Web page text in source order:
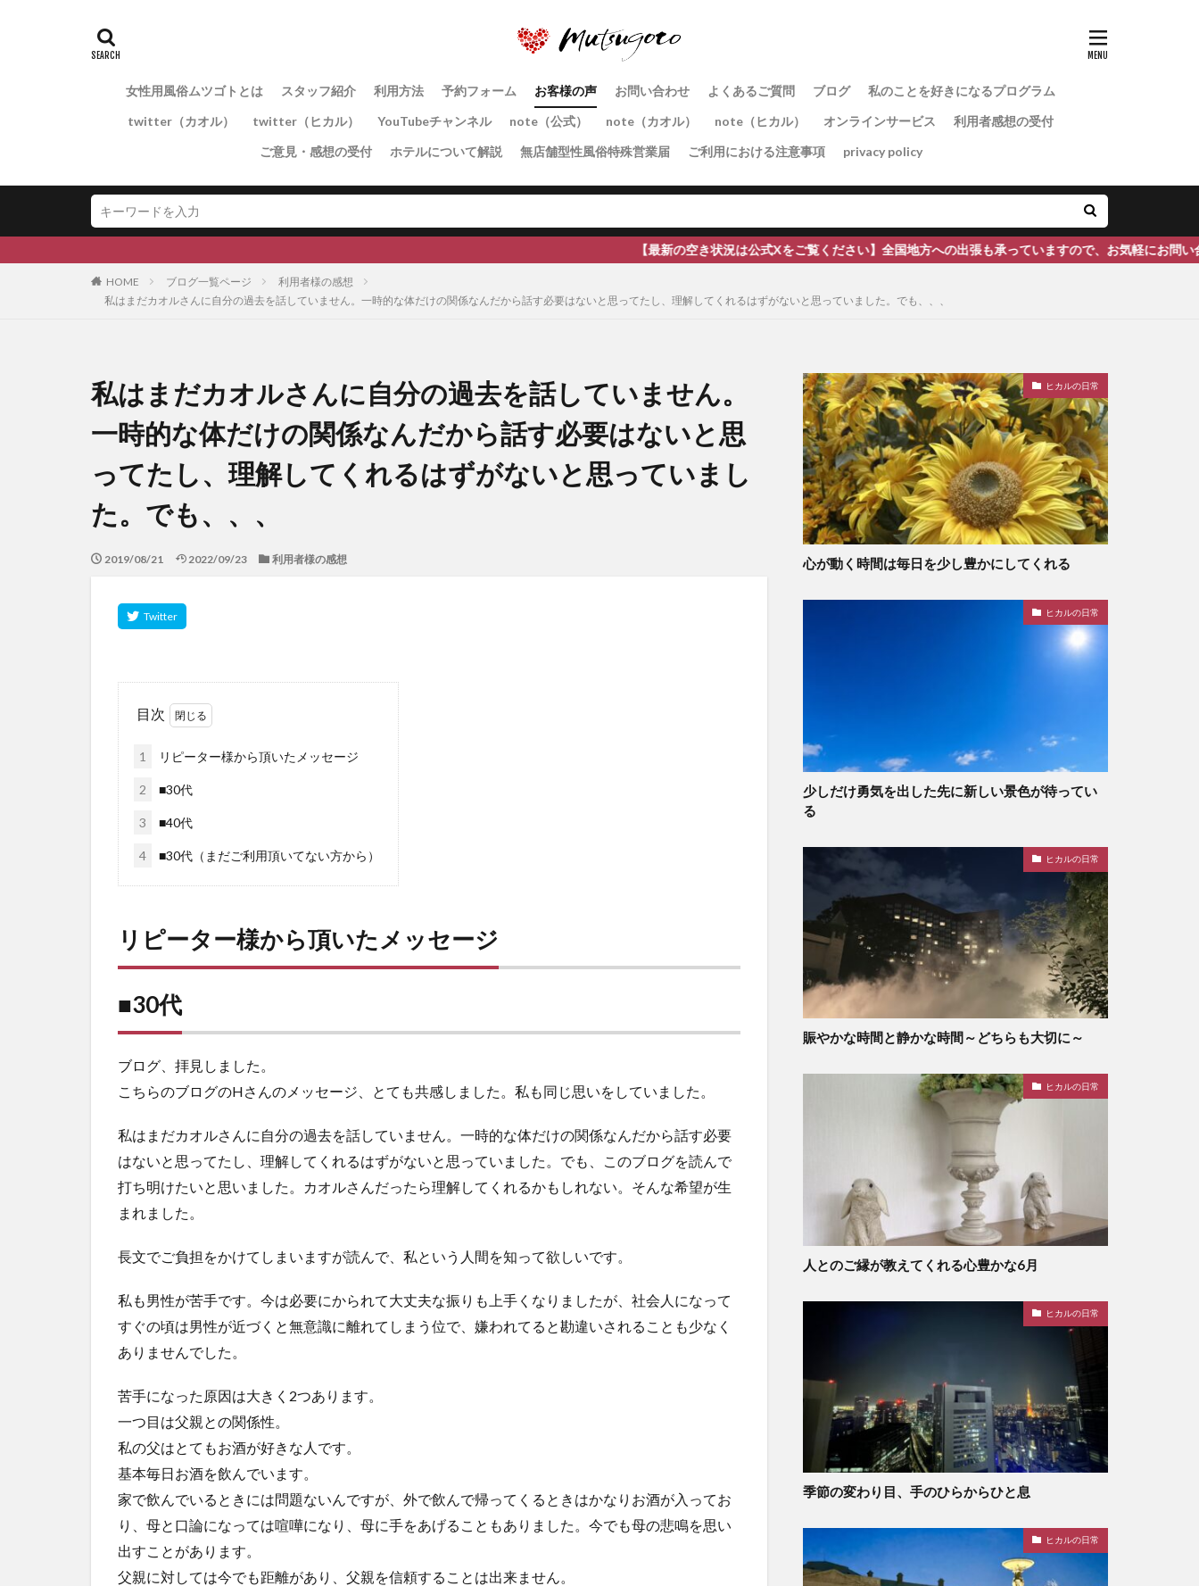
女性用風俗ムツゴトとは スタッフ紹介 利用方法 予約フォーム お客様の声 お問い合わせ よくあるご質問 ブログ
私のことを好きになるプログラム
twitter（カオル）
twitter（ヒカル） YouTubeチャンネル note（公式） note（カオル） note（ヒカル） オンラインサービス
利用者感想の受付
ご意見・感想の受付
ホテルについて解説 無店舗型性風俗特殊営業届 ご利用における注意事項 privacy policy
【最新の空き状況は公式Xをご覧ください】全国地方への出張も承っていますので、お気軽にお問い合わせください。
HOME ブログ一覧ページ
利用者様の感想
私はまだカオルさんに自分の過去を話していません。一時的な体だけの関係なんだから話す必要はないと思ってたし、理解してくれるはずがないと思っていました。でも、、、
私はまだカオルさんに自分の過去を話していません。
一時的な体だけの関係なんだから話す必要はないと思
ってたし、理解してくれるはずがないと思っていまし
た。でも、、、
2019/08/21 2022/09/23 利用者様の感想
目次
1 リピーター様から頂いたメッセージ
2 ■30代
3 ■40代
4 ■30代（まだご利用頂いてない方から）
リピーター様から頂いたメッセージ
■30代
ブログ、拝見しました。
こちらのブログのHさんのメッセージ、とても共感しました。私も同じ思いをしていました。
私はまだカオルさんに自分の過去を話していません。一時的な体だけの関係なんだから話す必要
はないと思ってたし、理解してくれるはずがないと思っていました。でも、このブログを読んで
打ち明けたいと思いました。カオルさんだったら理解してくれるかもしれない。そんな希望が生
まれました。
長文でご負担をかけてしまいますが読んで、私という人間を知って欲しいです。
私も男性が苦手です。今は必要にかられて大丈夫な振りも上手くなりましたが、社会人になって
すぐの頃は男性が近づくと無意識に離れてしまう位で、嫌われてると勘違いされることも少なく
ありませんでした。
苦手になった原因は大きく2つあります。
一つ目は父親との関係性。
私の父はとてもお酒が好きな人です。
基本毎日お酒を飲んでいます。
家で飲んでいるときには問題ないんですが、外で飲んで帰ってくるときはかなりお酒が入ってお
り、母と口論になっては喧嘩になり、母に手をあげることもありました。今でも母の悲鳴を思い
出すことがあります。
父親に対しては今でも距離があり、父親を信頼することは出来ません。
ヒカルの日常
心が動く時間は毎日を少し豊かにしてくれる
ヒカルの日常
少しだけ勇気を出した先に新しい景色が待ってい
る
ヒカルの日常
賑やかな時間と静かな時間～どちらも大切に～
ヒカルの日常
人とのご縁が教えてくれる心豊かな6月
ヒカルの日常
季節の変わり目、手のひらからひと息
ヒカルの日常